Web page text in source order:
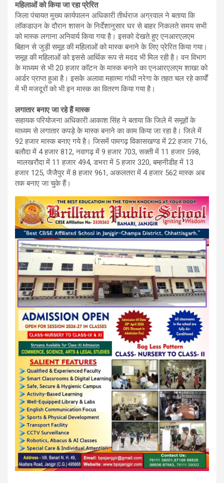
महिलाओं को किया जा रहा प्रेरित
जिला पंचायत मुख्य कार्यपालन अधिकारी तीर्थराज अग्रवाल ने बताया कि
लॉकडाउन के दौरान शासन के निर्देशानुसार घर से बाहर निकलते समय सभी
को मास्क लगाना अनिवार्य किया गया है। इसको देखते हुए एनआरएलएम
बिहान से जुड़ी समूह की महिलाओं को मास्क बनाने के लिए प्रेरित किया गया।
समूह की महिलाओं को इससे आर्थिक रूप से मदद भी मिल रही है। वन विभाग
के माध्यम से भी 20 हजार कॉटन के मास्क बनाने का एनआरएलएम शाखा को
आर्डर प्राप्त हुआ है। इसके अलावा महात्मा गांधी नरेगा के तहत चल रहे कार्यों
में भी मजदूरों को भी इन मास्क का वितरण किया गया है।
लगातार बनाए जा रहे हैं मास्क
सहायक परियोजना अधिकारी आकाश सिंह ने बताया कि जिले में समूहों के
माध्यम से लगातार कपड़े के मास्क बनाने का काम किया जा रहा है। जिले में
92 हजार मास्क बनाए गये है। जिसमें पामगढ़ विकासखण्ड में 22 हजार 716,
बलौदा में 4 हजार 812, नवागढ़ में 9 हजार 703, सक्ती में 11 हजार 598,
मालखरौदा में 11 हजार 494, डभरा में 5 हजार 320, बम्हनीडीह में 13
हजार 125, जैजैपुर में 8 हजार 961, अकलतरा में 4 हजार 562 मास्क अब
तक बनाए जा चुके हैं।